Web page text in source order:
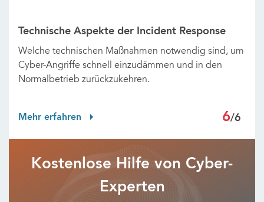
Technische Aspekte der Incident Response
6/6
Welche technischen Maßnahmen notwendig sind, um
Cyber-Angriffe schnell einzudämmen und in den
Normalbetrieb zurückzukehren.
Mehr erfahren
Kostenlose Hilfe von Cyber-
Experten